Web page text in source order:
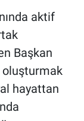
aktif
Başkan
oluşturmak
hayattan